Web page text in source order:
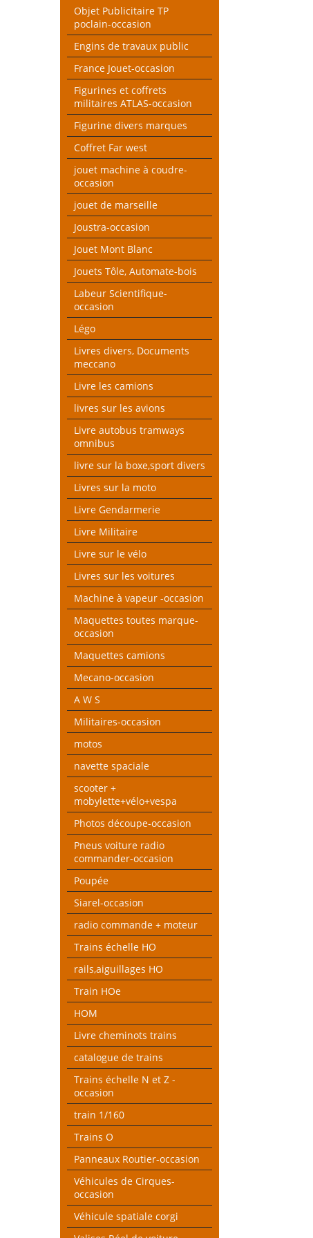
Objet Publicitaire TP
poclain-occasion
Engins de travaux public
France Jouet-occasion
Figurines et coffrets
militaires ATLAS-occasion
Figurine divers marques
Coffret Far west
jouet machine à coudre-
occasion
jouet de marseille
Joustra-occasion
Jouet Mont Blanc
Jouets Tôle, Automate-bois
Labeur Scientifique-
occasion
Légo
Livres divers, Documents
meccano
Livre les camions
livres sur les avions
Livre autobus tramways
omnibus
livre sur la boxe,sport divers
Livres sur la moto
Livre Gendarmerie
Livre Militaire
Livre sur le vélo
Livres sur les voitures
Machine à vapeur -occasion
Maquettes toutes marque-
occasion
Maquettes camions
Mecano-occasion
A W S
Militaires-occasion
motos
navette spaciale
scooter +
mobylette+vélo+vespa
Photos découpe-occasion
Pneus voiture radio
commander-occasion
Poupée
Siarel-occasion
radio commande + moteur
Trains échelle HO
rails,aiguillages HO
Train HOe
HOM
Livre cheminots trains
catalogue de trains
Trains échelle N et Z -
occasion
train 1/160
Trains O
Panneaux Routier-occasion
Véhicules de Cirques-
occasion
Véhicule spatiale corgi